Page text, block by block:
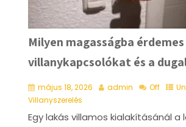
Milyen magasságba
villanykapcsolókat és a
május 18, 2026 admin Off
Villanyszerelés
Egy lakás villamos kialakításánál